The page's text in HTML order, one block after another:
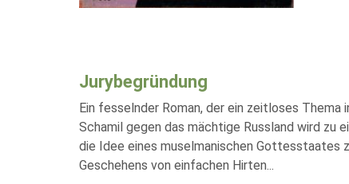
Jurybegründung
Ein fesselnder Roman, der ein zeitloses
Schamil gegen das mächtige Russland wird zu
die Idee eines muselmanischen Gottesstaates
Geschehens von einfachen Hirten...